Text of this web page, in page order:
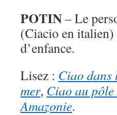
POTIN– Le
(Ciacio en
d’enfance.
Lisez : Ciao dans
mer, Ciao au
Amazonie.